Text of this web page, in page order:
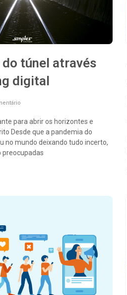
túnel através
digital
para abrir os horizontes e
Desde que a pandemia do
no mundo deixando tudo incerto,
preocupadas